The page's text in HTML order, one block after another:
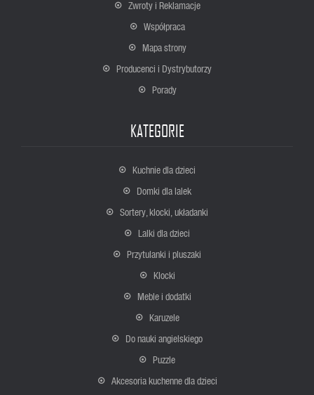
Zwroty i Reklamacje
Współpraca
Mapa strony
Producenci i Dystrybutorzy
Porady
KATEGORIE
Kuchnie dla dzieci
Domki dla lalek
Sortery, klocki, układanki
Lalki dla dzieci
Przytulanki i pluszaki
Klocki
Meble i dodatki
Karuzele
Do nauki angielskiego
Puzzle
Akcesoria kuchenne dla dzieci